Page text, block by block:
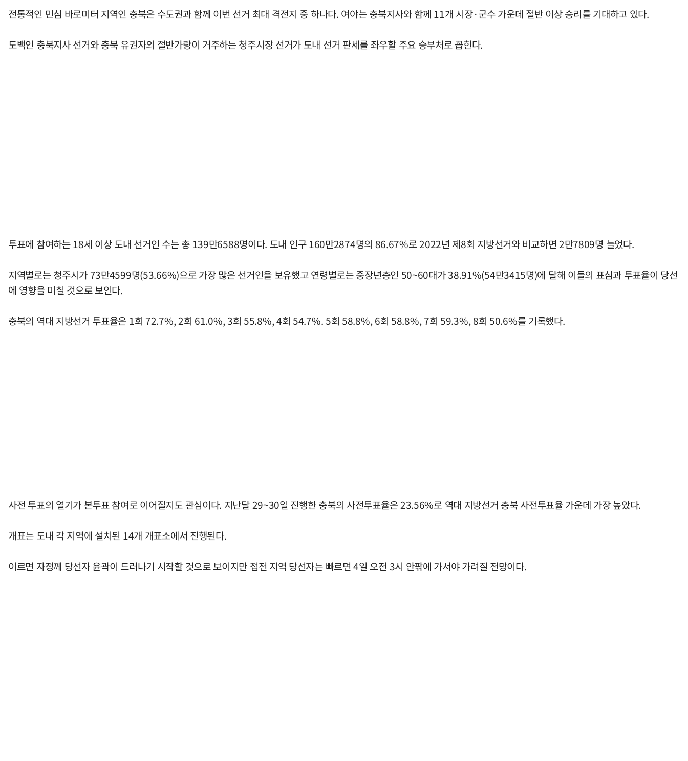
전통적인 민심 바로미터 지역인 충북은 수도권과 함께 이번 선거 최대 격전지 중 하나다. 여야는 충북지사와 함께 11개 시장·군수 가운데 절반 이상 승리를 기대하고 있다.
도백인 충북지사 선거와 충북 유권자의 절반가량이 거주하는 청주시장 선거가 도내 선거 판세를 좌우할 주요 승부처로 꼽힌다.
투표에 참여하는 18세 이상 도내 선거인 수는 총 139만6588명이다. 도내 인구 160만2874명의 86.67%로 2022년 제8회 지방선거와 비교하면 2만7809명 늘었다.
지역별로는 청주시가 73만4599명(53.66%)으로 가장 많은 선거인을 보유했고 연령별로는 중장년층인 50~60대가 38.91%(54만3415명)에 달해 이들의 표심과 투표율이 당선
에 영향을 미칠 것으로 보인다.
충북의 역대 지방선거 투표율은 1회 72.7%, 2회 61.0%, 3회 55.8%, 4회 54.7%. 5회 58.8%, 6회 58.8%, 7회 59.3%, 8회 50.6%를 기록했다.
사전 투표의 열기가 본투표 참여로 이어질지도 관심이다. 지난달 29~30일 진행한 충북의 사전투표율은 23.56%로 역대 지방선거 충북 사전투표율 가운데 가장 높았다.
개표는 도내 각 지역에 설치된 14개 개표소에서 진행된다.
이르면 자정께 당선자 윤곽이 드러나기 시작할 것으로 보이지만 접전 지역 당선자는 빠르면 4일 오전 3시 안팎에 가서야 가려질 전망이다.